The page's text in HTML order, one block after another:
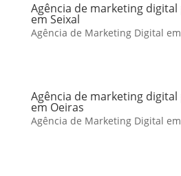
Agência de marketing
em Seixal
Agência de Marketing Digital
Agência de marketing
em Oeiras
Agência de Marketing Digital